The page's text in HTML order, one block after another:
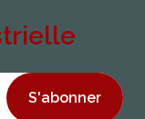
S'abonner